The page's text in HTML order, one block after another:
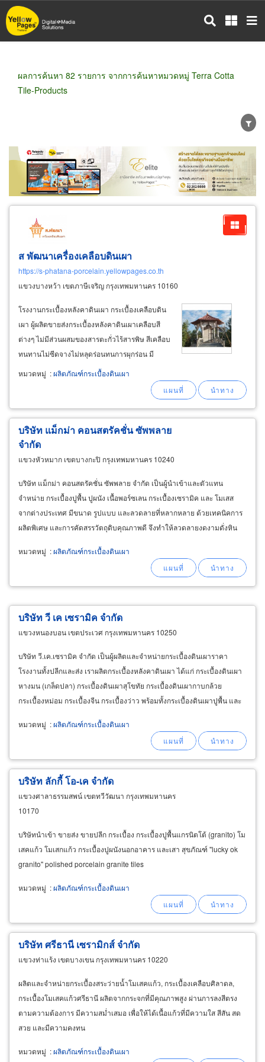
ข้าม
ไป
ผลการค้นหา 82 รายการ จากการค้นหาหมวดหมู่ Terra Cotta
Tile-Products
ขายส่ง ขายปลีก ผู้ผลิต
ตัวแทนจัดจำหน่าย
ผู้ส่งออก/นำเข้า
ธุรกิจบริการ
ส พัฒนาเครื่องเคลือบดินเผา
https://s-phatana-porcelain.yellowpages.co.th
แขวงบางหว้า เขตภาษีเจริญ กรุงเทพมหานคร 10160
โรงงานกระเบื้องหลังคาดินเผา กระเบื้องเคลือบดิน
เผา ผู้ผลิตขายส่งกระเบื้องหลังคาดินเผาเคลือบสี
ต่างๆ ไม่มีส่วนผสมของสารตะกั่วไร้สารพิษ สีเคลือบ
ทนทานไม่ซีดจางไม่หลุดร่อนทนการผุกร่อน มี
ความแข็งแกร่ง หลังคาดินเผา รองรับงาน
สถาปัตยกรรมตกแต่งอาคารบ้านทรงไทยประยุกต์
หลังคาศาลาไทย, หลังคาวัดไทย, หลังคาวัดจีน
หมวดหมู่ :ผลิตภัณฑ์กระเบื้องดินเผา
บริษัท แม็กม่า คอนสตรัคชั่น ซัพพลาย
จำกัด
แขวงหัวหมาก เขตบางกะปิ กรุงเทพมหานคร 10240
บริษัท แม็กม่า คอนสตรัคชั่น ซัพพลาย จำกัด เป็นผู้นำเข้าและตัวแทน
จำหน่าย กระเบื้องปูพื้น ปูผนัง เนื้อพอร์ซเลน กระเบื้องเซรามิค และ โมเสส
จากต่างประเทศ มีขนาด รูปแบบ และลวดลายที่หลากหลาย ด้วยเทคนิคการ
ผลิตพิเศษ และการคัดสรรวัตถุดิบคุณภาพดี จึงทำให้ลวดลายงดงามดั่งหิน
หมวดหมู่ :ผลิตภัณฑ์กระเบื้องดินเผา
บริษัท วี เค เซรามิค จำกัด
แขวงหนองบอน เขตประเวศ กรุงเทพมหานคร 10250
บริษัท วี.เค.เซรามิค จำกัด เป็นผู้ผลิตและจำหน่ายกระเบื้องดินเผาราคา
โรงงานทั้งปลีกและส่ง เราผลิตกระเบื้องหลังคาดินเผา ได้แก่ กระเบื้องดินเผา
หางมน (เกล็ดปลา) กระเบื้องดินเผาสุโขทัย กระเบื้องดินเผากาบกล้วย
กระเบื้องหม่อม กระเบื้องจีน กระเบื้องว่าว พร้อมทั้งกระเบื้องดินเผาปูพื้น และ
หมวดหมู่ :ผลิตภัณฑ์กระเบื้องดินเผา
บริษัท ลักกี้ โอ-เค จำกัด
แขวงศาลาธรรมสพน์ เขตทวีวัฒนา กรุงเทพมหานคร
10170
บริษัทนำเข้า ขายส่ง ขายปลีก กระเบื้อง กระเบื้องปูพื้นแกรนิตโต้ (granito) โม
เสคแก้ว โมเสกแก้ว กระเบื้องปูผนังนอกอาคาร และเสา สุขภัณฑ์ "lucky ok
granito" polished porcelain granite tiles
หมวดหมู่ :ผลิตภัณฑ์กระเบื้องดินเผา
บริษัท ศรีธานี เซรามิกส์ จำกัด
แขวงท่าแร้ง เขตบางเขน กรุงเทพมหานคร 10220
ผลิตและจำหน่ายกระเบื้องสระว่ายน้ำโมเสคแก้ว, กระเบื้องเคลือบศิลาดล,
กระเบื้องโมเสคแก้วศรีธานี ผลิตจากกระจกที่มีคุณภาพสูง ผ่านการลงสีตรง
ตามความต้องการ มีความสม่ำเสมอ เพื่อให้ได้เนื้อแก้วที่มีความใส สีสัน สด
สวย และมีความคงทน
หมวดหมู่ :ผลิตภัณฑ์กระเบื้องดินเผา